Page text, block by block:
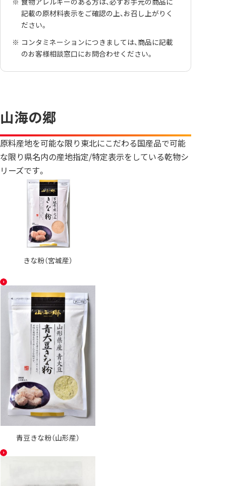
記載の原材料表示をご確認の上、お召し上がりく
ださい。
コンタミネーションにつきましては、商品に記載
のお客様相談窓口にお問合わせください。
山海の郷
原料産地を可能な限り東北にこだわる国産品で可能
な限り県名内の産地指定/特定表示をしている乾物シ
リーズです。
きな粉（宮城産）
青豆きな粉（山形産）